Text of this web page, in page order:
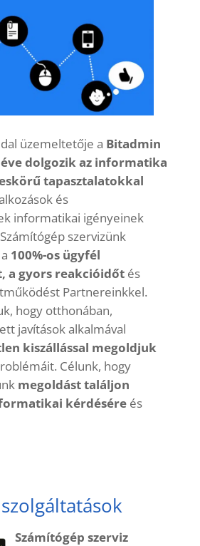
üzemeltetője a Bitadmin
dolgozik az informatika
tapasztalatokkal
és
informatikai igényeinek
szervizünk
100%-os ügyfél
a gyors reakcióidőtés
Partnereinkkel.
hogy otthonában,
javítások alkalmával
kiszállással megoldjuk
Célunk, hogy
megoldást találjon
kérdéséreés
Számítógép szerviz